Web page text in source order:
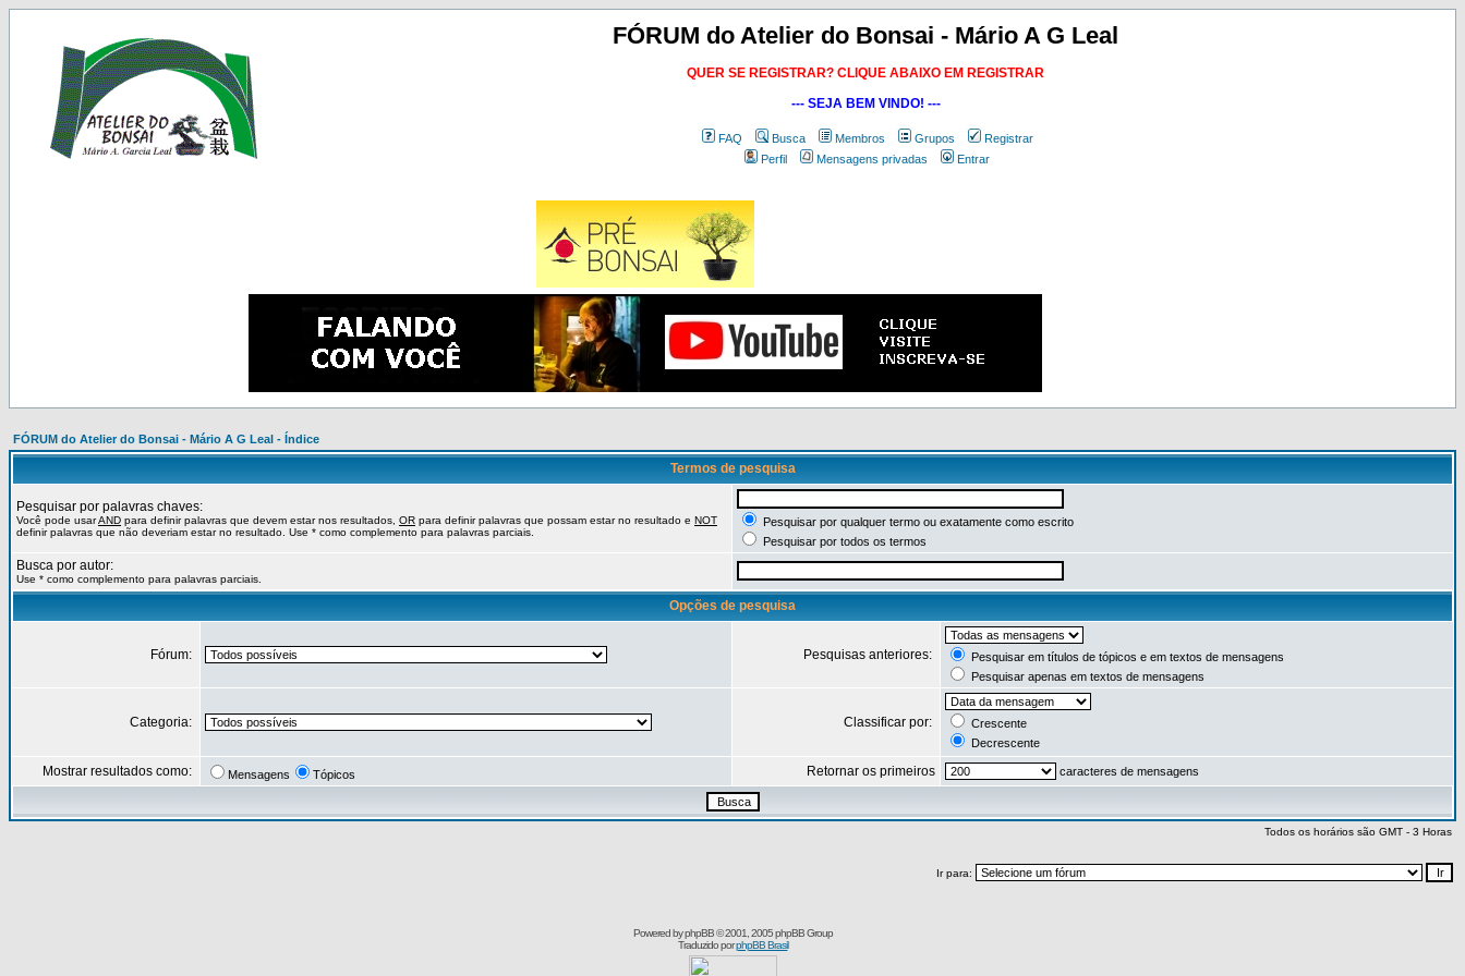
FÓRUM do Atelier do Bonsai - Mário A G Leal
QUER SE REGISTRAR? CLIQUE ABAIXO EM REGISTRAR
--- SEJA BEM VINDO! ---
FAQ Busca Membros Grupos
Registrar
Perfil
Mensagens privadas Entrar
FÓRUM do Atelier do Bonsai - Mário A G Leal - Índice
Termos de pesquisa
Pesquisar por palavras chaves:
Você pode usarAND para definir palavras que devem estar nos resultados, OR para definir palavras que possam estar no resultado e NOT
definir palavras que não deveriam estar no resultado. Use * como complemento para palavras parciais.
Pesquisar por qualquer termo ou exatamente como escrito
Pesquisar por todos os termos
Busca por autor:
Use * como complemento para palavras parciais.
Opções de pesquisa
Fórum: Pesquisas anteriores:
Pesquisar em títulos de tópicos e em textos de mensagens
Pesquisar apenas em textos de mensagens
Categoria: Classificar por:
Crescente
Decrescente
Mostrar resultados como: Mensagens Tópicos Retornar os primeiros caracteres de mensagens
Todos os horários são GMT - 3 Horas
Ir para:
Powered byphpBB© 2001, 2005 phpBB Group
Traduzido porphpBB Brasil